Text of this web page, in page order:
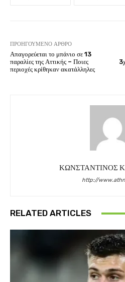
ΠΡΟΗΓΟΎΜΕΝΟ ΆΡΘΡΟ
Απαγορεύεται το μπάνιο σε 13
παραλίες της Αττικής – Ποιες
περιοχές κρίθηκαν ακατάλληλες
ΚΩΝΣΤΑΝΤΙΝΟΣ
http://
RELATED ARTICLES